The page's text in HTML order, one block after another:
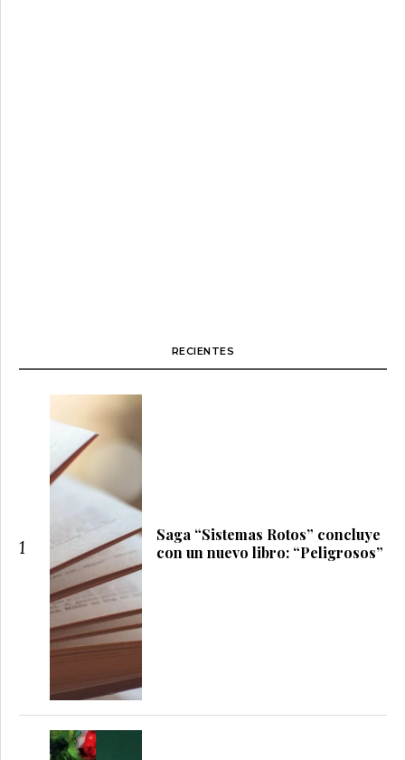
RECIENTES
1
Saga “Sistemas Rotos” concluye
con un nuevo libro: “Peligrosos”